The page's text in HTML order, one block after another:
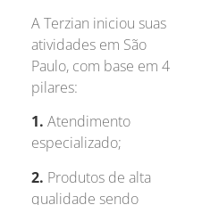
A Terzian iniciou suas
atividades em São
Paulo, com base em 4
pilares:
1. Atendimento
especializado;
2. Produtos de alta
qualidade sendo